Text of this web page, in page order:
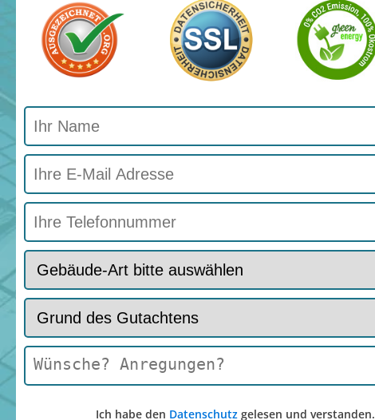
Ich habe den Datenschutzgelesen und verstanden.